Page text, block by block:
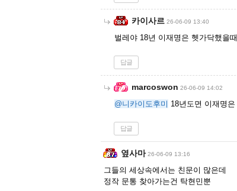
카이사르 26-06-09 13:40
벌레야 18년 이재명은 헷가닥했을
답글
marcoswon 26-06-09 14:02
@니카이도후미 18년도면 이재명
답글
옆사마 26-06-09 13:16
그들의 세상속에서는 친문이 많은데
정작 문통 찾아가는건 탁현민뿐